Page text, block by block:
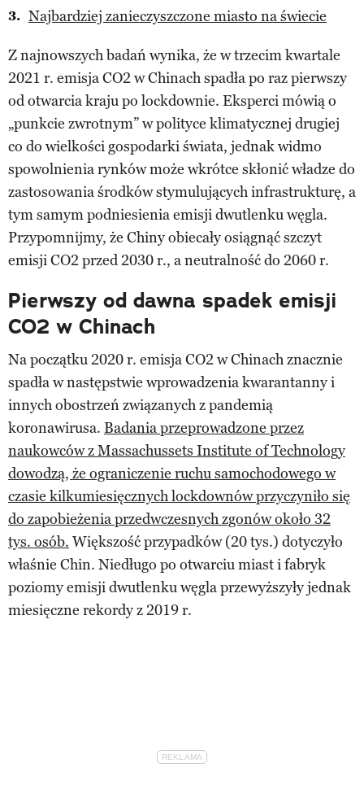
Najbardziej zanieczyszczone miasto na świecie
Z najnowszych badań wynika, że w trzecim kwartale
2021 r. emisja CO2 w Chinach spadła po raz pierwszy
od otwarcia kraju po lockdownie. Eksperci mówią o
„punkcie zwrotnym” w polityce klimatycznej drugiej
co do wielkości gospodarki świata, jednak widmo
spowolnienia rynków może wkrótce skłonić władze do
zastosowania środków stymulujących infrastrukturę, a
tym samym podniesienia emisji dwutlenku węgla.
Przypomnijmy, że Chiny obiecały osiągnąć szczyt
emisji CO2 przed 2030 r., a neutralność do 2060 r.
Pierwszy od dawna spadek emisji
CO2 w Chinach
Na początku 2020 r. emisja CO2 w Chinach znacznie
spadła w następstwie wprowadzenia kwarantanny i
innych obostrzeń związanych z pandemią
koronawirusa. Badania przeprowadzone przez
naukowców z Massachussets Institute of Technology
dowodzą, że ograniczenie ruchu samochodowego w
czasie kilkumiesięcznych lockdownów przyczyniło się
do zapobieżenia przedwczesnych zgonów około 32
tys. osób. Większość przypadków (20 tys.) dotyczyło
właśnie Chin. Niedługo po otwarciu miast i fabryk
poziomy emisji dwutlenku węgla przewyższyły jednak
miesięczne rekordy z 2019 r.